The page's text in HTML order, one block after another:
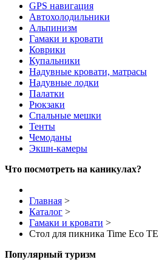
GPS навигация
Автохолодильники
Альпинизм
Гамаки и кровати
Коврики
Купальники
Надувные кровати, матрасы
Надувные лодки
Палатки
Рюкзаки
Спальные мешки
Тенты
Чемоданы
Экшн-камеры
Что посмотреть на каникулах?
Главная >
Каталог >
Гамаки и кровати >
Стол для пикника Time Eco
Популярный туризм